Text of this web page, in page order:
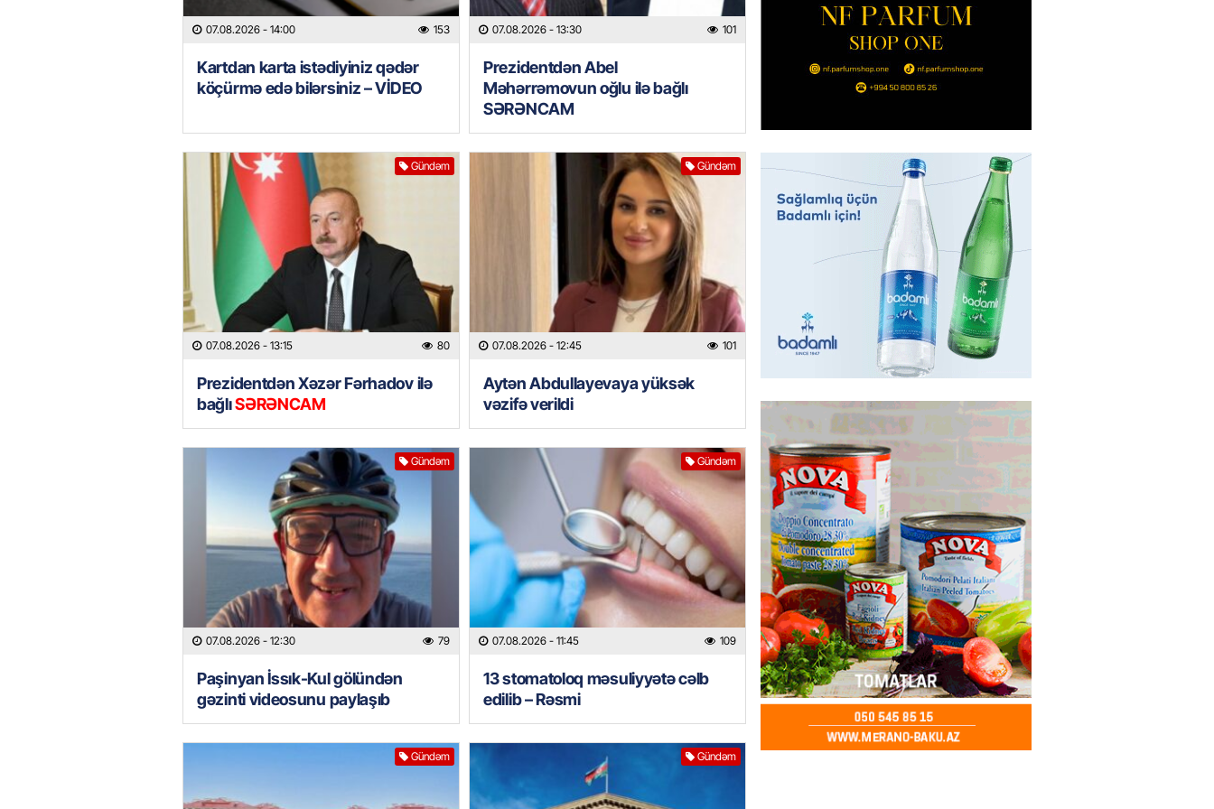
07.08.2026 - 14:00 153
Kartdan karta istədiyiniz qədər
köçürmə edə bilərsiniz – VİDEO
07.08.2026 - 13:30 101
Prezidentdən Abel
Məhərrəmovun oğlu ilə bağlı
SƏRƏNCAM
Gündəm
07.08.2026 - 13:15 80
Prezidentdən Xəzər Fərhadov ilə
bağlıSƏRƏNCAM
Gündəm
07.08.2026 - 12:45 101
Aytən Abdullayevaya yüksək
vəzifə verildi
Gündəm
07.08.2026 - 12:30 79
Paşinyan İssık-Kul gölündən
gəzinti videosunu paylaşıb
Gündəm
07.08.2026 - 11:45 109
13 stomatoloq məsuliyyətə cəlb
edilib – Rəsmi
Gündəm Gündəm
Sumqayıtda avtomobil qaçıran və
çimərlikdə mobil telefon oğurlayan
şəxslər saxlanılıb
GÜNDƏM
Kartdan karta istədiyiniz qədər
köçürmə edə bilərsiniz – VİDEO
153
Mişustin avtomobildə Paşinyana nə
deyib?
07.08.2026- 13:45 146
Prezidentdən Abel Məhərrəmovun oğlu
ilə bağlı SƏRƏNCAM
07.08.2026- 13:30 101
GÜNDƏM
Prezidentdən Xəzər Fərhadov ilə bağlı
SƏRƏNCAM
07.08.2026- 13:15 80
ÖZƏL
Azərbaycanda Media və Yayım Şurası
yaradıldı
07.08.2026- 13:00 81
Aytən Abdullayevaya yüksək vəzifə